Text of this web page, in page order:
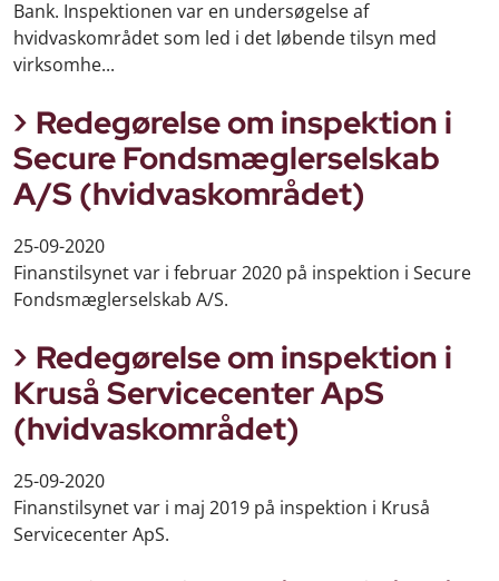
Bank. Inspektionen var en undersøgelse af
hvidvaskområdet som led i det løbende tilsyn med
virksomhe...
Redegørelse om inspektion i
Secure Fondsmæglerselskab
A/S (hvidvaskområdet)
25-09-2020
Finanstilsynet var i februar 2020 på inspektion i Secure
Fondsmæglerselskab A/S.
Redegørelse om inspektion i
Kruså Servicecenter ApS
(hvidvaskområdet)
25-09-2020
Finanstilsynet var i maj 2019 på inspektion i Kruså
Servicecenter ApS.